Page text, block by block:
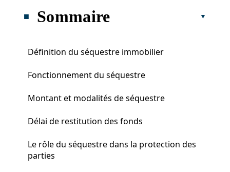
Sommaire
Définition du séquestre immobilier
Fonctionnement du séquestre
Montant et modalités de séquestre
Délai de restitution des fonds
Le rôle du séquestre dans la protection des
parties